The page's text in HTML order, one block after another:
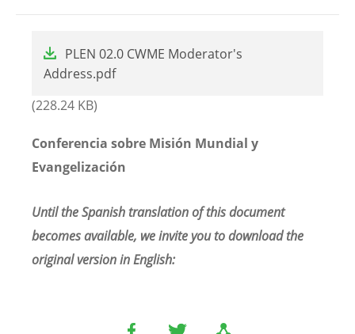
PLEN 02.0 CWME Moderator's
Address.pdf
(228.24 KB)
Conferencia sobre Misión Mundial y
Evangelización
Until the Spanish translation of this document
becomes available, we invite you to download the
original version in English: